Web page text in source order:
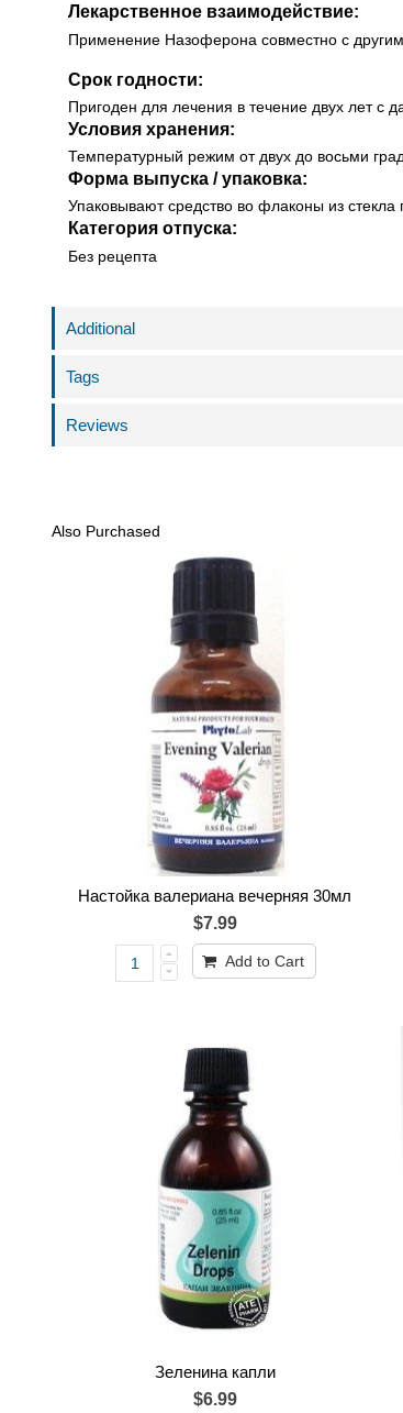
Лекарственное взаимодействие:
Применение Назоферона совместно с
Срок годности:
Пригоден для лечения в течение двух лет с
Условия хранения:
Температурный режим от двух до восьми
Форма выпуска / упаковка:
Упаковывают средство во флаконы из
Категория отпуска:
Без рецепта
Additional
Tags
Reviews
Also Purchased
Настойка валериана вечерняя 30мл
$7.99
Add to Cart
Зеленина капли
$6.99